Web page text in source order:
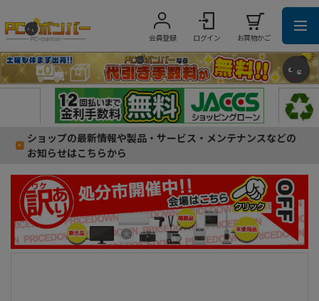
会員登録 ログイン お買物かご
ショップの最新情報や製品・サービス・メンテナンスなどの
お知らせはこちらから